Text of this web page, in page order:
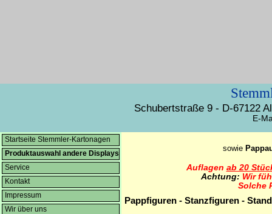
Schubertstraße 9 - D-67122
E-
Startseite Stemmler-Kartonagen
Produktauswahl andere Displays
Service
Kontakt
Impressum
Wir über uns
Pappfiguren - Stanzfiguren -
sowie
Auflagen ab 20
Achtung: Wir
Solche